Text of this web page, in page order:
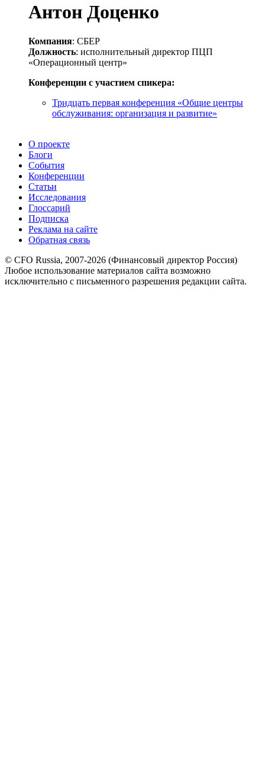
Антон Доценко
Компания: СБЕР
Должность: исполнительный директор ПЦП
«Операционный центр»
Конференции с участием спикера:
Тридцать первая конференция «Общие центры
обслуживания: организация и развитие»
О проекте
Блоги
События
Конференции
Статьи
Исследования
Глоссарий
Подписка
Реклама на сайте
Обратная связь
© CFO Russia, 2007-2026 (Финансовый директор Россия)
Любое использование материалов сайта возможно
исключительно с письменного разрешения редакции сайта.